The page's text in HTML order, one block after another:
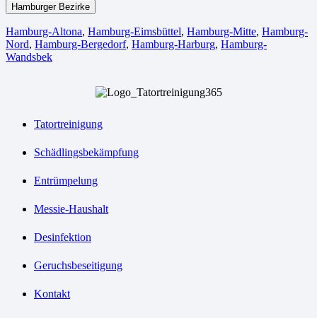
Hamburger Bezirke
Hamburg-Altona, Hamburg-Eimsbüttel, Hamburg-Mitte, Hamburg-
Nord, Hamburg-Bergedorf, Hamburg-Harburg, Hamburg-
Wandsbek
Tatortreinigung
Schädlingsbekämpfung
Entrümpelung
Messie-Haushalt
Desinfektion
Geruchsbeseitigung
Kontakt